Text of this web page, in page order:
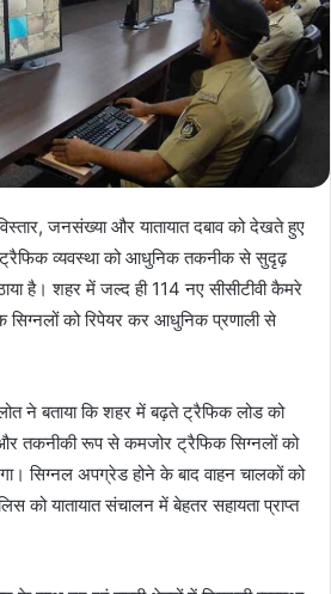
जनसंख्या और यातायात दबाव को देखते हुए
व्यवस्था को आधुनिक तकनीक से सुदृढ़
है। शहर में जल्द ही 114 नए सीसीटीवी कैमरे
को रिपेयर कर आधुनिक प्रणाली से
ने बताया कि शहर में बढ़ते ट्रैफिक लोड को
तकनीकी रूप से कमजोर ट्रैफिक सिग्नलों को
सिग्नल अपग्रेड होने के बाद वाहन चालकों को
को यातायात संचालन में बेहतर सहायता प्राप्त